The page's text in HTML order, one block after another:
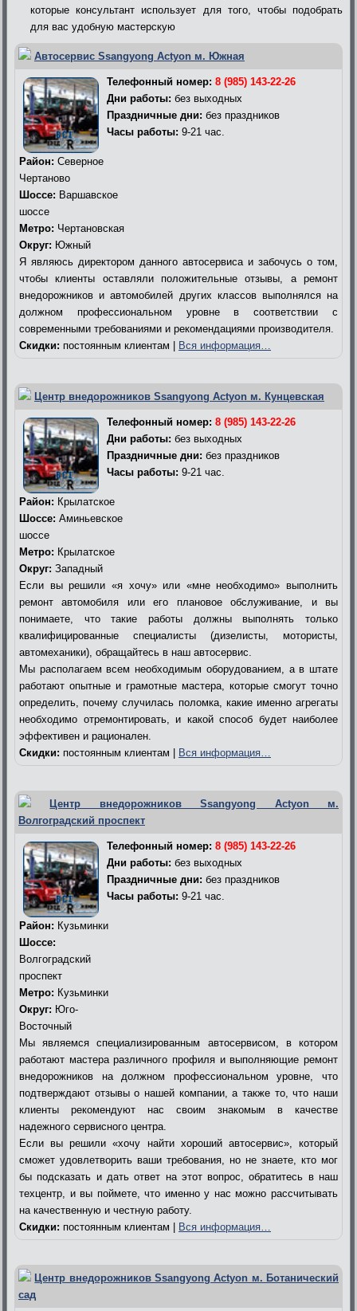
которые консультант использует для того, чтобы подобрать
для вас удобную мастерскую
Автосервис Ssangyong Actyon м. Южная
Телефонный номер: 8 (985) 143-22-26
Дни работы: без выходных
Праздничные дни: без праздников
Часы работы: 9-21 час.
Район: Северное
Чертаново
Шоссе: Варшавское
шоссе
Метро: Чертановская
Округ: Южный
Я являюсь директором данного автосервиса и забочусь о том,
чтобы клиенты оставляли положительные отзывы, а ремонт
внедорожников и автомобилей других классов выполнялся на
должном профессиональном уровне в соответствии с
современными требованиями и рекомендациями производителя.
Скидки: постоянным клиентам | Вся информация…
Центр внедорожников Ssangyong Actyon м. Кунцевская
Телефонный номер: 8 (985) 143-22-26
Дни работы: без выходных
Праздничные дни: без праздников
Часы работы: 9-21 час.
Район: Крылатское
Шоссе: Аминьевское
шоссе
Метро: Крылатское
Округ: Западный
Если вы решили «я хочу» или «мне необходимо» выполнить
ремонт автомобиля или его плановое обслуживание, и вы
понимаете, что такие работы должны выполнять только
квалифицированные специалисты (дизелисты, мотористы,
автомеханики), обращайтесь в наш автосервис.
Мы располагаем всем необходимым оборудованием, а в штате
работают опытные и грамотные мастера, которые смогут точно
определить, почему случилась поломка, какие именно агрегаты
необходимо отремонтировать, и какой способ будет наиболее
эффективен и рационален.
Скидки: постоянным клиентам | Вся информация…
Центр внедорожников Ssangyong Actyon м.
Волгоградский проспект
Телефонный номер: 8 (985) 143-22-26
Дни работы: без выходных
Праздничные дни: без праздников
Часы работы: 9-21 час.
Район: Кузьминки
Шоссе:
Волгоградский
проспект
Метро: Кузьминки
Округ: Юго-
Восточный
Мы являемся специализированным автосервисом, в котором
работают мастера различного профиля и выполняющие ремонт
внедорожников на должном профессиональном уровне, что
подтверждают отзывы о нашей компании, а также то, что наши
клиенты рекомендуют нас своим знакомым в качестве
надежного сервисного центра.
Если вы решили «хочу найти хороший автосервис», который
сможет удовлетворить ваши требования, но не знаете, кто мог
бы подсказать и дать ответ на этот вопрос, обратитесь в наш
техцентр, и вы поймете, что именно у нас можно рассчитывать
на качественную и честную работу.
Скидки: постоянным клиентам | Вся информация…
Центр внедорожников Ssangyong Actyon м. Ботанический
сад